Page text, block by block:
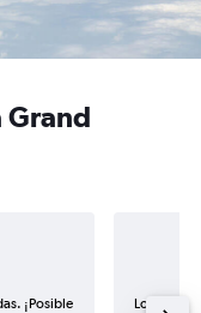
Grand
¡Posible
Los